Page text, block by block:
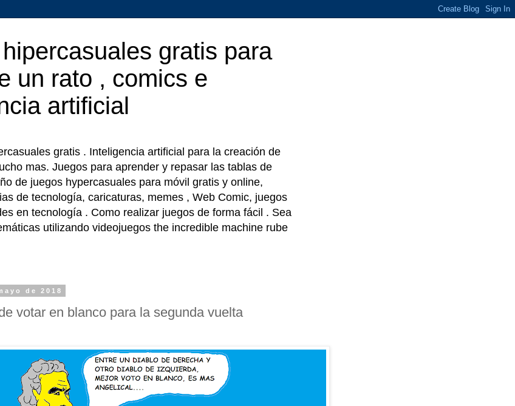
gratis para
un rato , comics e
artificial
gratis . Inteligencia artificial para la creación de
mas. Juegos para aprender y repasar las tablas de
de juegos hypercasuales para móvil gratis y online,
de tecnología, caricaturas, memes , Web Comic, juegos
en tecnología . Como realizar juegos de forma fácil . Sea
utilizando videojuegos the incredible machine rube
de 2018
votar en blanco para la segunda vuelta